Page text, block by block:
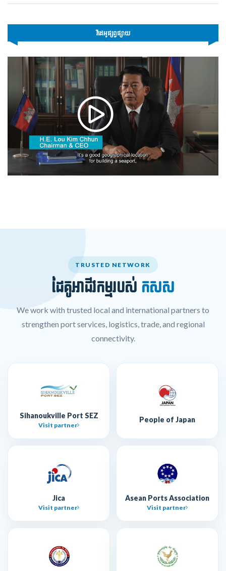
វីដេអូផ្សព្វផ្សាយ
TRUSTED NETWORK
ដៃគូអាជីវកម្មរបស់ កសស
We work with trusted local and international partners to
strengthen port services, logistics, trade, and regional
connectivity.
Sihanoukville Port SEZ
Visit partner
People of Japan
Jica
Visit partner
Asean Ports Association
Visit partner